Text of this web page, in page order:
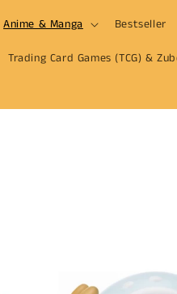
Anime & Manga Bestseller
Trading Card Games (TCG) &